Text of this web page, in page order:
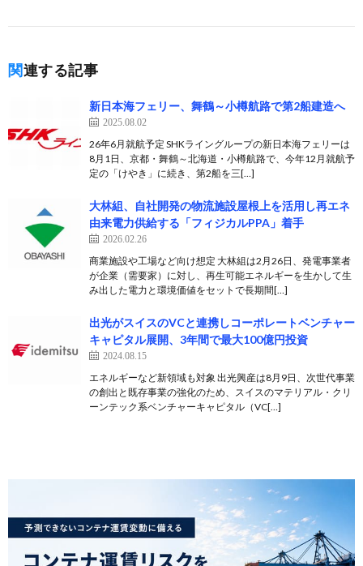
関連する記事
新日本海フェリー、舞鶴～小樽航路で第2船建造へ
2025.08.02
26年6月就航予定 SHKライングループの新日本海フェリーは
8月1日、京都・舞鶴～北海道・小樽航路で、今年12月就航予
定の「けやき」に続き、第2船を三[…]
大林組、自社開発の物流施設屋根上を活用し再エネ
由来電力供給する「フィジカルPPA」着手
2026.02.26
商業施設や工場など向け想定 大林組は2月26日、発電事業者
が企業（需要家）に対し、再生可能エネルギーを生かして生
み出した電力と環境価値をセットで長期間[…]
出光がスイスのVCと連携しコーポレートベンチャー
キャピタル展開、3年間で最大100億円投資
2024.08.15
エネルギーなど新領域も対象 出光興産は8月9日、次世代事業
の創出と既存事業の強化のため、スイスのマテリアル・クリ
ーンテック系ベンチャーキャピタル（VC[…]